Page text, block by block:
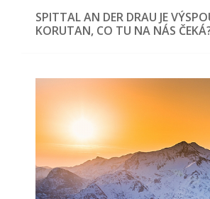
SPITTAL AN DER DRAU JE
KORUTAN, CO TU NA NÁS